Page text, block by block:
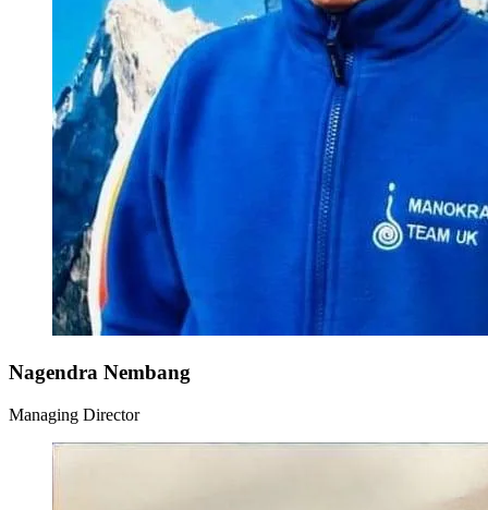
Nagendra Nembang
Managing Director